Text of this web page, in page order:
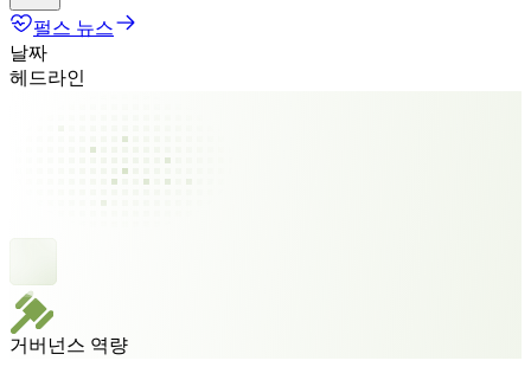
펄스 뉴스
날짜
헤드라인
거버넌스 역량